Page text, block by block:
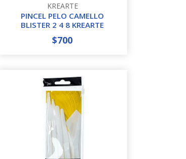
KREARTE
PINCEL PELO CAMELLO
BLISTER 2 4 8 KREARTE
+
$700